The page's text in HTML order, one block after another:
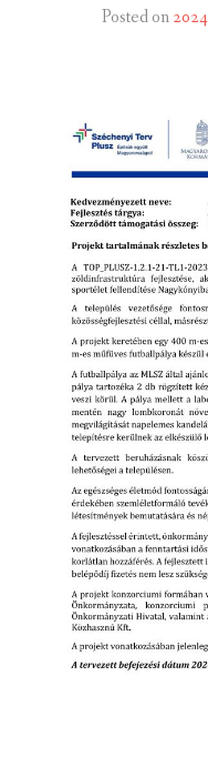
GALÉRIA
KAPCSOLAT
LETÖLTHETŐ
VÁLASZTÁS 2026
ROMA NEMZETISÉGI
Posted on